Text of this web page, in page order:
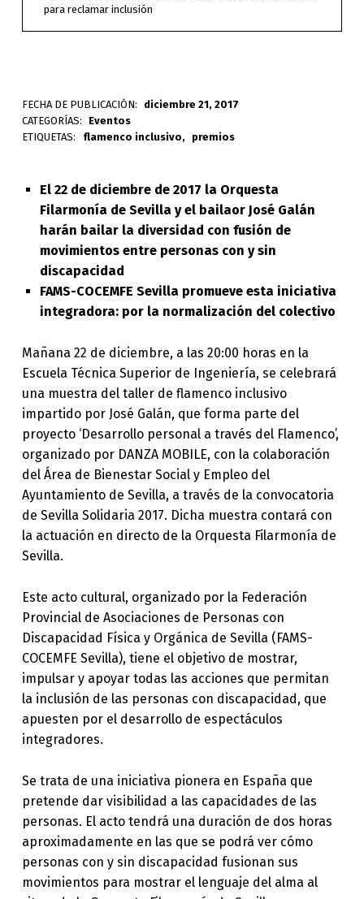
para reclamar inclusión
FECHA DE PUBLICACIÓN:
diciembre 21, 2017
CATEGORÍAS:
Eventos
ETIQUETAS:
flamenco inclusivo premios
El 22 de diciembre de 2017 la Orquesta
Filarmonía de Sevilla y el bailaor José Galán
harán bailar la diversidad con fusión de
movimientos entre personas con y sin
discapacidad
FAMS-COCEMFE Sevilla promueve esta iniciativa
integradora: por la normalización del colectivo
Mañana 22 de diciembre, a las 20:00 horas en la
Escuela Técnica Superior de Ingeniería, se celebrará
una muestra del taller de flamenco inclusivo
impartido por José Galán, que forma parte del
proyecto ‘Desarrollo personal a través del Flamenco’,
organizado por DANZA MOBILE, con la colaboración
del Área de Bienestar Social y Empleo del
Ayuntamiento de Sevilla, a través de la convocatoria
de Sevilla Solidaria 2017. Dicha muestra contará con
la actuación en directo de la Orquesta Filarmonía de
Sevilla.
Este acto cultural, organizado por la Federación
Provincial de Asociaciones de Personas con
Discapacidad Física y Orgánica de Sevilla (FAMS-
COCEMFE Sevilla), tiene el objetivo de mostrar,
impulsar y apoyar todas las acciones que permitan
la inclusión de las personas con discapacidad, que
apuesten por el desarrollo de espectáculos
integradores.
Se trata de una iniciativa pionera en España que
pretende dar visibilidad a las capacidades de las
personas. El acto tendrá una duración de dos horas
aproximadamente en las que se podrá ver cómo
personas con y sin discapacidad fusionan sus
movimientos para mostrar el lenguaje del alma al